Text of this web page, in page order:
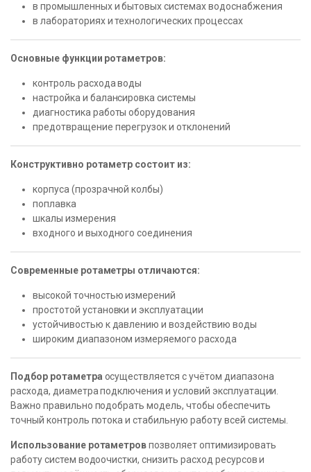
в промышленных и бытовых системах водоснабжения
в лабораториях и технологических процессах
Основные функции ротаметров:
контроль расхода воды
настройка и балансировка системы
диагностика работы оборудования
предотвращение перегрузок и отклонений
Конструктивно ротаметр состоит из:
корпуса (прозрачной колбы)
поплавка
шкалы измерения
входного и выходного соединения
Современные ротаметры отличаются:
высокой точностью измерений
простотой установки и эксплуатации
устойчивостью к давлению и воздействию воды
широким диапазоном измеряемого расхода
Подбор ротаметра осуществляется с учётом диапазона
расхода, диаметра подключения и условий эксплуатации.
Важно правильно подобрать модель, чтобы обеспечить
точный контроль потока и стабильную работу всей системы.
Использование ротаметровпозволяет оптимизировать
работу систем водоочистки, снизить расход ресурсов и